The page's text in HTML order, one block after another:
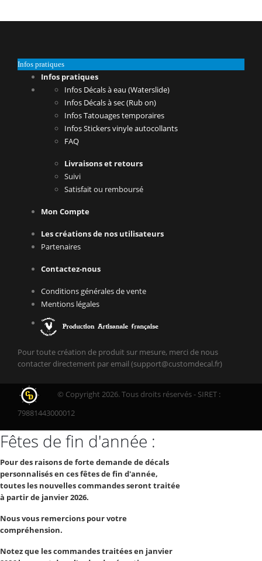
Infos pratiques
Infos pratiques
Infos Décals à eau (Waterslide)
Infos Décals à sec (Rub on)
Infos Tatouages temporaires
Infos Stickers vinyle autocollants
FAQ
Livraisons et retours
Suivi
Satisfait ou remboursé
Mon Compte
Les créations de nos utilisateurs
Partenaires
Contactez-nous
Conditions générales de vente
Mentions légales
Pour toute création de produit sur mesure, merci de nous
contacter directement par email (support@customdecal.fr)
© Copyright 2026. Tous droits réservés - SIRET :
79881443000012
Fêtes de fin d'année :
Pour des raisons de forte demande de décals
personnalisés en ces fêtes de fin d'année,
toutes les nouvelles commandes seront traitée
à partir de janvier 2026.
Nous vous remercions pour votre
compréhension.
Notez que les commandes traitées en janvier